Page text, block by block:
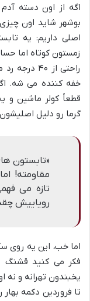
اگه از اون دسته
بوشهر شاید اون
اصلی داریم: یه
زمستون کوتاه اما
راحتی از
خفه کننده می شه.
قطعاً کولر ماشین و
گرما رو دلیل
«تابستون
مقاومته!
تازه می
رویاییش
اما خب، این یه روی
فکر می کنید قشنگ
یخبندون تهرانه و نه
تا فروردین دکمه